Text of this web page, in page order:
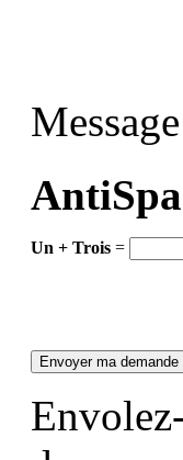
Un + Trois =